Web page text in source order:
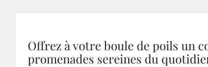
Offrez à votre boule de poils un
promenades sereines du